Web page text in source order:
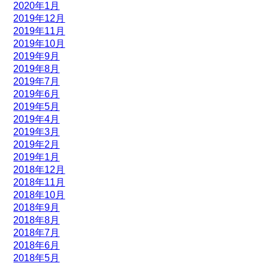
2020年1月
2019年12月
2019年11月
2019年10月
2019年9月
2019年8月
2019年7月
2019年6月
2019年5月
2019年4月
2019年3月
2019年2月
2019年1月
2018年12月
2018年11月
2018年10月
2018年9月
2018年8月
2018年7月
2018年6月
2018年5月